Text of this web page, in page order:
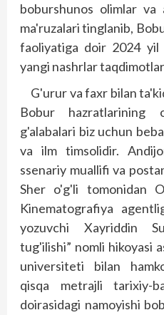
boburshunos olimlar va
ma'ruzalari tinglanib,
faoliyatiga doir 2024 yil
yangi nashrlar
G'urur va faxr bilan
Bobur hazratlarining
g'alabalari biz uchun
va ilm timsolidir.
ssenariy muallifi va
Sher o'g'li tomonidan
Kinematografiya
yozuvchi Xayriddin
tug'ilishi” nomli hikoyasi
universiteti bilan
qisqa metrajli tarixiy-
doirasidagi namoyishi